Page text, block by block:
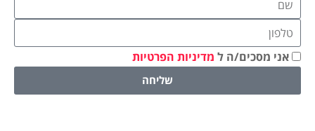
אני מסכים/ה ל מדיניות הפרטיות
שליחה